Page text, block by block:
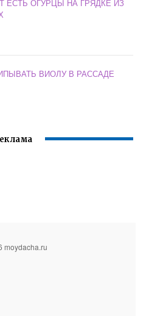
ЕСТЬ ОГУРЦЫ НА ГРЯДКЕ ИЗ
ВИОЛУ В РАССАДЕ
moydacha.ru